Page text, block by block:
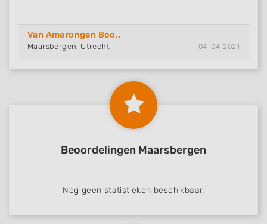
Van Amerongen Boo..
Maarsbergen, Utrecht 04-04-2021
Beoordelingen Maarsbergen
Nog geen statistieken beschikbaar.